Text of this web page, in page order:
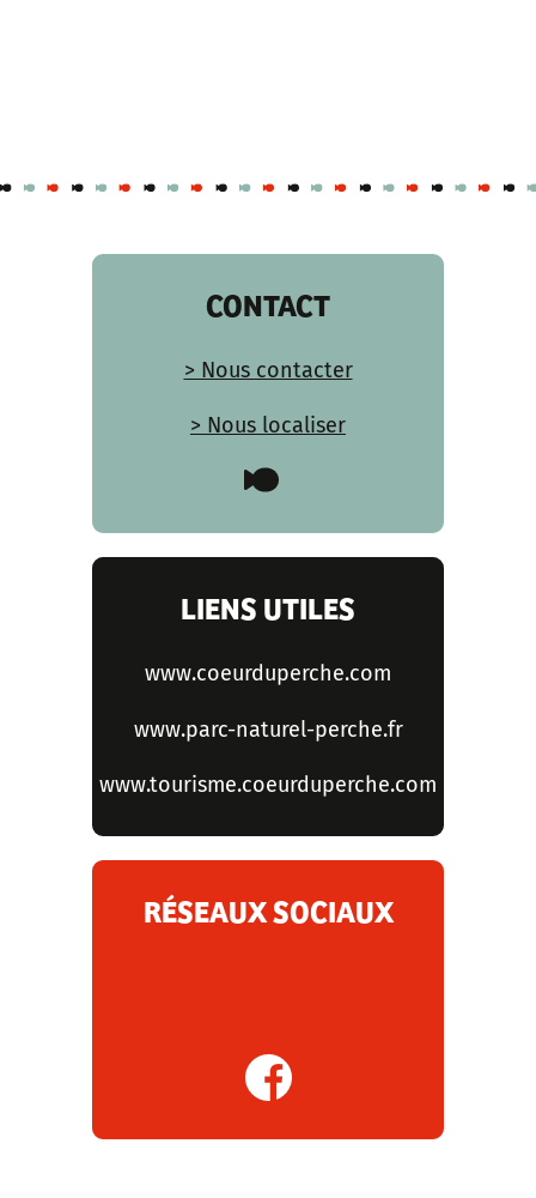
CONTACT
> Nous contacter
> Nous localiser
LIENS UTILES
www.coeurduperche.com
www.parc-naturel-perche.fr
www.tourisme.coeurduperche.com
RÉSEAUX SOCIAUX